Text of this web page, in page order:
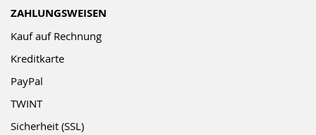
ZAHLUNGSWEISEN
Kauf auf Rechnung
Kreditkarte
PayPal
TWINT
Sicherheit (SSL)